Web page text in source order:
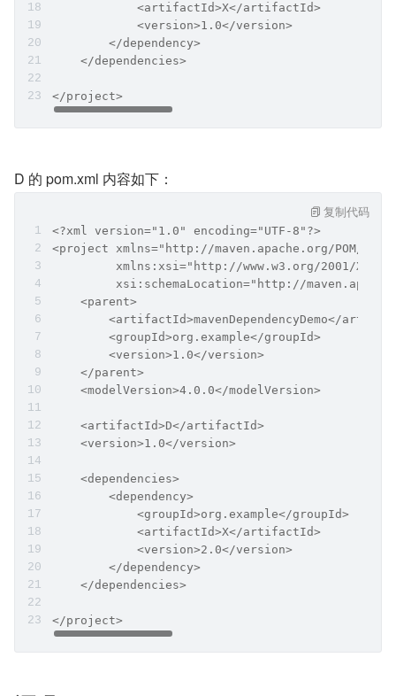
            <artifactId>X</artifactId>
            <version>1.0</version>
        </dependency>
    </dependencies>
</project>
D 的 pom.xml 内容如下：
<?xml version="1.0" encoding="UTF-8"?>
<project xmlns="http://maven.apache.org/POM/
xmlns:xsi="http://www.w3.org/2001/
xsi:schemaLocation="http://
    <parent>
<artifactId>mavenDependencyDemo</
        <groupId>org.example</groupId>
        <version>1.0</version>
    </parent>
    <modelVersion>4.0.0</modelVersion>
    <artifactId>D</artifactId>
    <version>1.0</version>
    <dependencies>
        <dependency>
            <groupId>org.example</groupId>
            <artifactId>X</artifactId>
            <version>2.0</version>
        </dependency>
    </dependencies>
</project>
复制代码